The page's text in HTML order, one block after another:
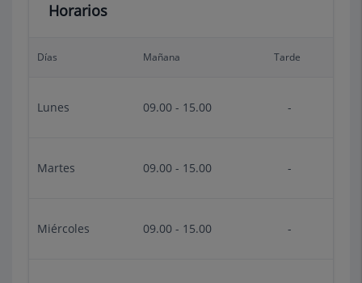
Horarios
Días Mañana Tarde
Lunes 09.00 - 15.00 -
Martes 09.00 - 15.00 -
Miércoles 09.00 - 15.00 -